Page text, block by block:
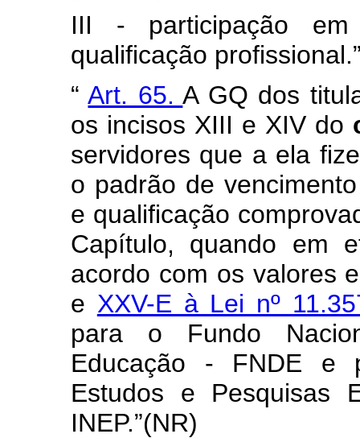
III - participação
qualificação
“Art. 65.A GQ dos
os incisos XIII e XIV do
servidores que a ela
o padrão de
e qualificação
Capítulo, quando em
acordo com os valores
e XXV-E à Lei nº
para o Fundo
Educação - FNDE e
Estudos e Pesquisas
INEP.”(NR)